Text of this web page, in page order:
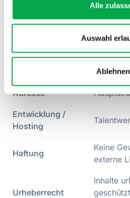
Alle
Auswahl
Ablehnen
Kategorie
(TGTV),
E-Mail:
Adresse
Entwicklung /
Hosting
Haftung
Keine
externe
Urheberrecht
Inhalte